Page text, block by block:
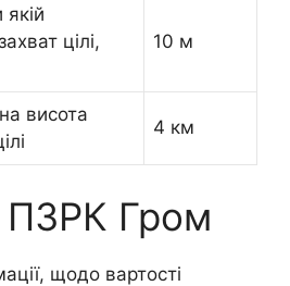
цілі,
10 м
висота
4 км
ПЗРК Гром
щодо вартості